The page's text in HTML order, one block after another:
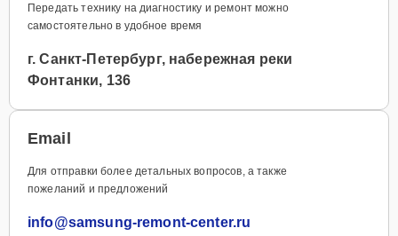
Передать технику на диагностику и ремонт можно
самостоятельно в удобное время
г. Санкт-Петербург, набережная реки
Фонтанки, 136
Email
Для отправки более детальных вопросов, а также
пожеланий и предложений
info@samsung-remont-center.ru